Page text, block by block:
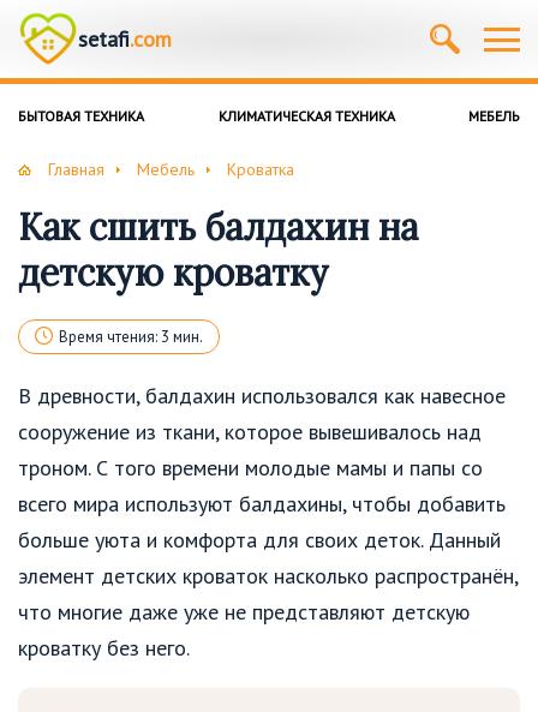
setafi.com
БЫТОВАЯ ТЕХНИКА КЛИМАТИЧЕСКАЯ ТЕХНИКА МЕБЕЛЬ
Главная Мебель Кроватка
Как сшить балдахин на
детскую кроватку
Время чтения: 3 мин.
В древности, балдахин использовался как навесное
сооружение из ткани, которое вывешивалось над
троном. С того времени молодые мамы и папы со
всего мира используют балдахины, чтобы добавить
больше уюта и комфорта для своих деток. Данный
элемент детских кроваток насколько распространён,
что многие даже уже не представляют детскую
кроватку без него.